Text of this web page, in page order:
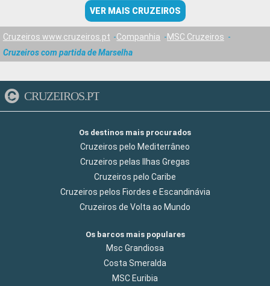
VER MAIS CRUZEIROS
Cruzeiros www.cruzeiros.pt Companhia
MSC Cruzeiros
Cruzeiros com partida de Marselha
CRUZEIROS.PT
Os destinos mais procurados
Cruzeiros pelo Mediterrâneo
Cruzeiros pelas Ilhas Gregas
Cruzeiros pelo Caribe
Cruzeiros pelos Fiordes e Escandinávia
Cruzeiros de Volta ao Mundo
Os barcos mais populares
Msc Grandiosa
Costa Smeralda
MSC Euribia